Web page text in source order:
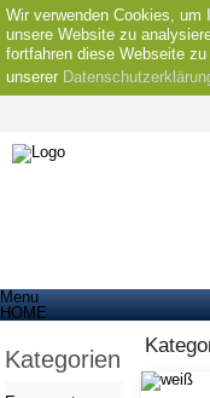
Wir verwenden Cookies, um
unsere Website zu
fortfahren diese Webseite
unserer
Menu
HOME
Kategorien